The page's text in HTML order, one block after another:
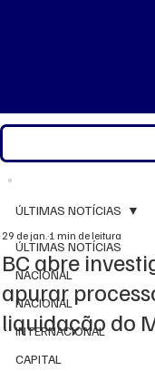
ÚLTIMAS NOTÍCIAS
NACIONAL
NACIONAL
INTERNACIONAL
CAPITAL
ÚLTIMAS NOTÍCIAS
BC abre
apurar
liquidação do
29 de jan.1 min de leitura